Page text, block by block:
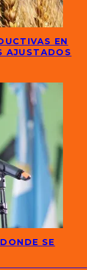
EN
AJUSTADOS
SE